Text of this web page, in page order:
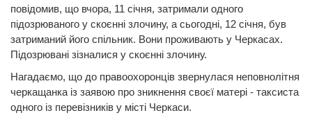
повідомив, що вчора, 11 січня, затримали одного
підозрюваного у скоєнні злочину, а сьогодні, 12 січня, був
затриманий його спільник. Вони проживають у Черкасах.
Підозрювані зізналися у скоєнні злочину.
Нагадаємо, що до правоохоронців звернулася неповнолітня
черкащанка із заявою про зникнення своєї матері - таксиста
одного із перевізників у місті Черкаси.